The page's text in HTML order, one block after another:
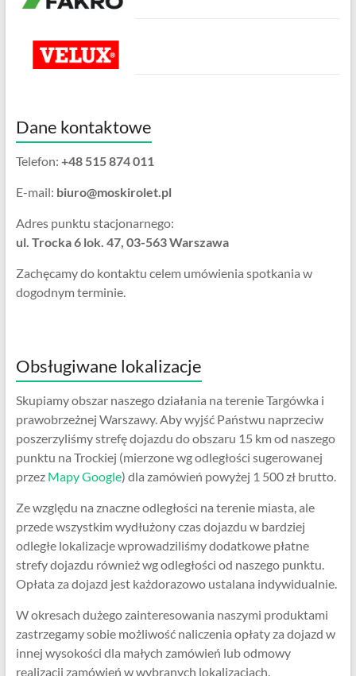
Dane kontaktowe
Telefon: +48 515 874 011
E-mail: biuro@moskirolet.pl
Adres punktu stacjonarnego:
ul. Trocka 6 lok. 47, 03-563 Warszawa
Zachęcamy do kontaktu celem umówienia spotkania w
dogodnym terminie.
Obsługiwane lokalizacje
Skupiamy obszar naszego działania na terenie Targówka i
prawobrzeżnej Warszawy. Aby wyjść Państwu naprzeciw
poszerzyliśmy strefę dojazdu do obszaru 15 km od naszego
punktu na Trockiej (mierzone wg odległości sugerowanej
przez Mapy Google) dla zamówień powyżej 1 500 zł brutto.
Ze względu na znaczne odległości na terenie miasta, ale
przede wszystkim wydłużony czas dojazdu w bardziej
odległe lokalizacje wprowadziliśmy dodatkowe płatne
strefy dojazdu również wg odległości od naszego punktu.
Opłata za dojazd jest każdorazowo ustalana indywidualnie.
W okresach dużego zainteresowania naszymi produktami
zastrzegamy sobie możliwość naliczenia opłaty za dojazd w
innej wysokości dla małych zamówień lub odmowy
realizacji zamówień w wybranych lokalizacjach.